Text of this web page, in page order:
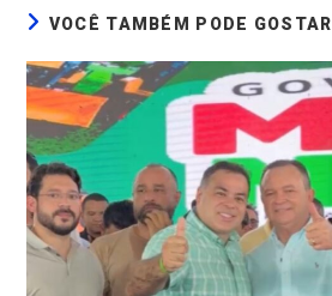
VOCÊ TAMBÉM PODE GOSTAR